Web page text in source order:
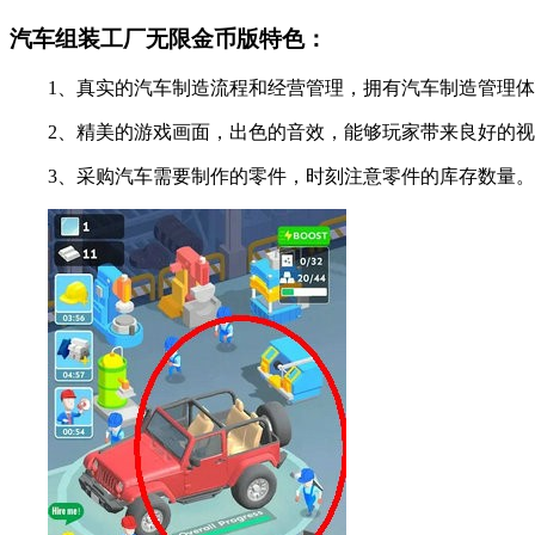
汽车组装工厂无限金币版特色：
1、真实的汽车制造流程和经营管理，拥有汽车制造管理体
2、精美的游戏画面，出色的音效，能够玩家带来良好的视
3、采购汽车需要制作的零件，时刻注意零件的库存数量。